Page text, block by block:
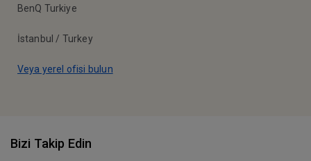
BenQ Turkiye
İstanbul / Turkey
Veya yerel ofisi bulun
Bizi Takip Edin